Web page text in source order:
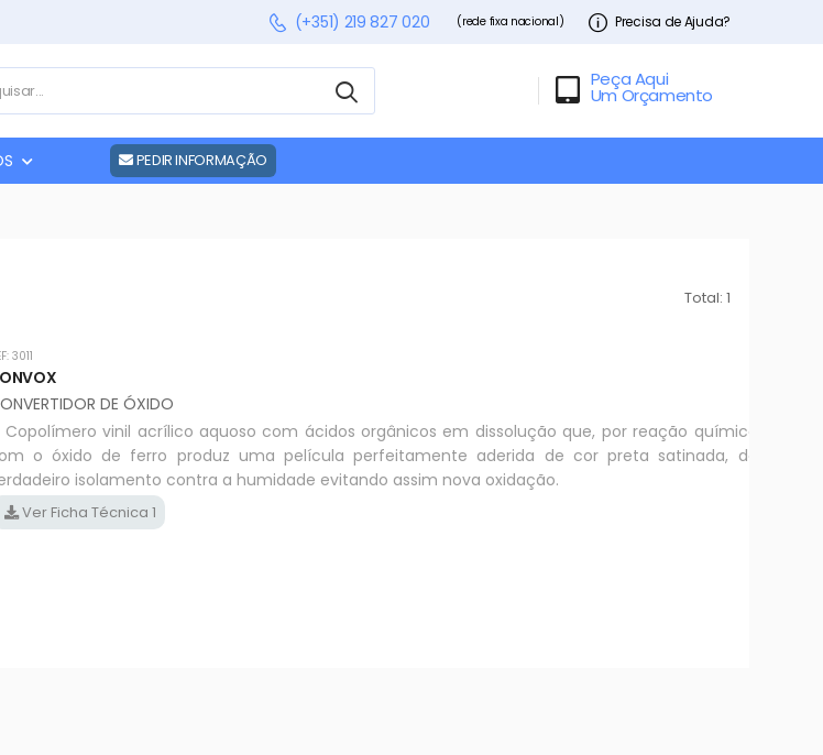
(+351) 219 827 020 (rede fixa nacional) Precisa de Ajuda?
Peça Aqui
Um Orçamento
PEDIR INFORMAÇÃO
Total: 1
3011
DE ÓXIDO
vinil acrílico aquoso com ácidos orgânicos em dissolução que, por reação química
o óxido de ferro produz uma película perfeitamente aderida de cor preta satinada, de
isolamento contra a humidade evitando assim nova oxidação.
Ver Ficha Técnica 1